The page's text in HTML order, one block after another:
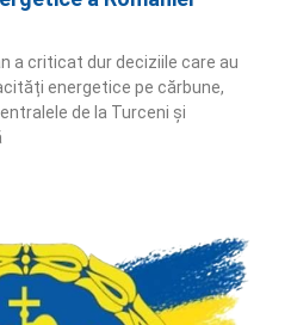
a criticat dur deciziile care au
energetice pe cărbune,
de la Turceni și